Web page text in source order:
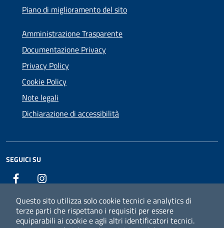
Questo sito utilizza solo cookie tecnici e analytics di
terze parti che rispettano i requisiti per essere
equiparabili ai cookie e agli altri identificatori tecnici.
Piano di miglioramento del sito
Amministrazione Trasparente
Documentazione Privacy
Privacy Policy
Cookie Policy
Note legali
Dichiarazione di accessibilità
SEGUICI SU
Facebook